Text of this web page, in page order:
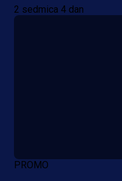
2 sedmica 4 dan
PROMO